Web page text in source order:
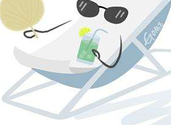
民广播电台，向全国人民广播各
因为会议的任务之一是交
己有启发的地方，我都仔细记
学习他们的聪明才智。“洛阳营
林创建的突击敌人心脏和首脑